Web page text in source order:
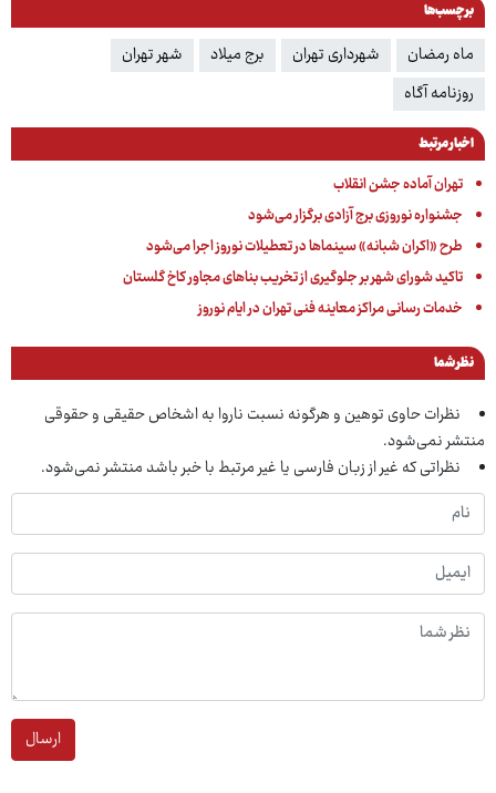
برچسب‌ها
ماه رمضان شهرداری تهران برج میلاد
شهر تهران
روزنامه آگاه
اخبار مرتبط
تهران آماده جشن انقلاب
جشنواره نوروزی برج آزادی برگزار می‌شود
طرح «اکران شبانه» سینماها در تعطیلات نوروز اجرا می‌شود
تاکید شورای شهر بر جلوگیری از تخریب بناهای مجاور کاخ گلستان
خدمات رسانی مراکز معاینه فنی تهران در ایام نوروز
نظر شما
نظرات حاوی توهین و هرگونه نسبت ناروا به اشخاص حقیقی و حقوقی
منتشر نمی‌شود.
نظراتی که غیر از زبان فارسی یا غیر مرتبط با خبر باشد منتشر نمی‌شود.
ارسال